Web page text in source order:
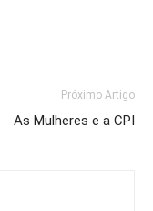
Próximo Artigo
As Mulheres e a CPI